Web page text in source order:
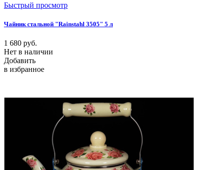
Быстрый просмотр
Чайник стальной "Rainstahl 3505" 5 л
1 680 руб.
Нет в наличии
Добавить
в избранное